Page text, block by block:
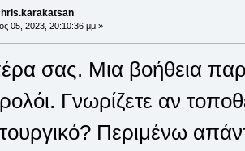
05, 2023, 20:10:36 μμ »
σας. Μια βοήθεια
Γνωρίζετε αν
Περιμένω